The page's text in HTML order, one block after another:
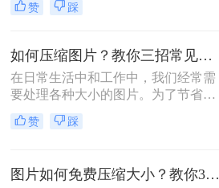
质量，成为了一项重要的技能。本文
缩方法。
辄数兆字节（MB），给存储、传输
件附件限制、社交媒体上传要求或网
页加载速度优化的需求，将照片压缩
至500K以内成为了许多用户迫切需要
掌握的一项技能。那么照片怎么压缩
500k以内呢？本文将详细介绍五种简
单易行的照片压缩方法，帮助您轻松
赞 踩
如何压缩图片？教你三招常见压缩方法！
在日常生活中和工作中，我们经常需
要处理各种大小的图片。为了节省存
储空间、加快文件传输速度或优化网
页加载性能，压缩图片成为了一项必
赞 踩
图片如何免费压缩大小？教你3个压缩图片的好方法！